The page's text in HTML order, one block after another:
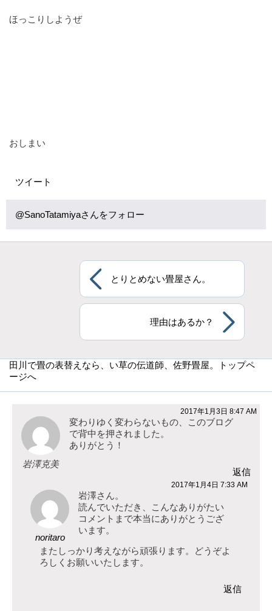
ほっこりしようぜ
おしまい
ツイート
@SanoTatamiyaさんをフォロー
とりとめない畳屋さん。
理由はあるか？
田川で畳の表替えなら
、い草の伝道師、佐野畳屋。トップペ
ージへ
岩澤克美
2017年1月3日 8:47 AM
変わりゆく変わらないもの、このブログ
で背中を押されました。
ありがとう！
返信
noritaro
2017年1月4日 7:33 AM
岩澤さん。
読んでいただき、こんなありがたい
コメントまで本当にありがとうござ
います。
またしっかり考えながら頑張ります。どうぞよ
ろしくお願いいたします。
返信